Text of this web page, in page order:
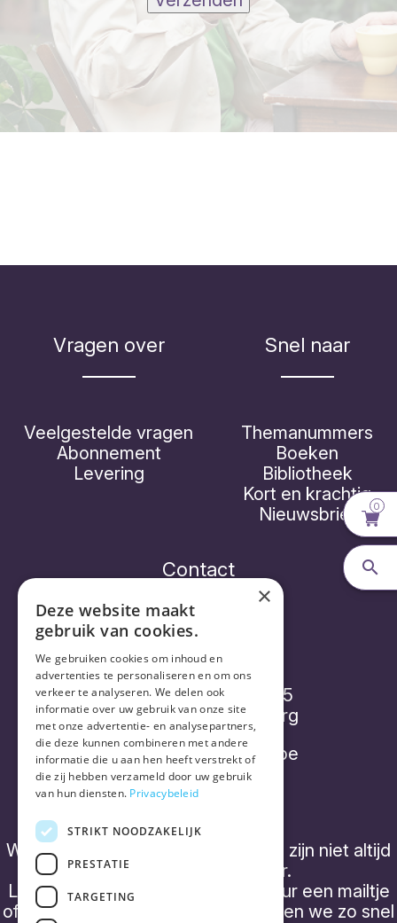
Vragen over
Veelgestelde vragen
Abonnement
Levering
Snel naar
Themanummers
Boeken
Bibliotheek
Kort en krachtig
Nieuwsbrief
Contact
Vorthex Aequo bv
Diepenbroekstraatje 15
2220 Heist-op-den-Berg
info@placebonocebo.be
+32 (0) 490 21 62 07
We hebben geen 'kantooruren' en zijn niet altijd
telefonisch bereikbaar.
Laat een boodschap achter of stuur een mailtje
of een WhatsApp bericht, dan nemen we zo snel
0
×
Deze website maakt
gebruik van cookies.
We gebruiken cookies om inhoud en
advertenties te personaliseren en om ons
verkeer te analyseren. We delen ook
informatie over uw gebruik van onze site
met onze advertentie- en analysepartners,
die deze kunnen combineren met andere
informatie die u aan hen heeft verstrekt of
die zij hebben verzameld door uw gebruik
van hun diensten. Privacybeleid
STRIKT NOODZAKELIJK
PRESTATIE
TARGETING